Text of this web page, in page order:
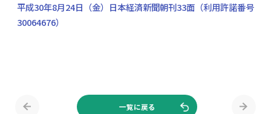
平成30年8月24日（金）日本経済新聞朝刊33面（利用許諾番号
30064676）
一覧に戻る